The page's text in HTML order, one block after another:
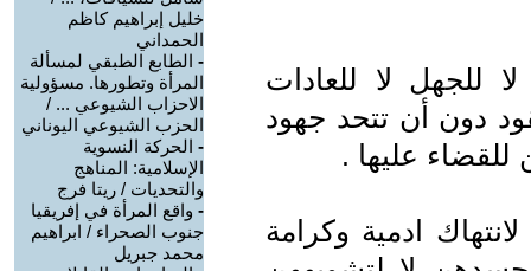
للجهل لا للعادات
دون أن تتحد جهود
للقضاء عليها .
ادمية وكرامة
خليل إبراهيم كاظم
الحمداني
- الطابع الطبقي لمسألة
المرأة وتطورها. مسؤولية
الاحزاب الشيوعي ... /
الحزب الشيوعي اليوناني
- الحركة النسوية
الإسلامية: المناهج
والتحديات / ريتا فرج
- واقع المرأة في إفريقيا
جنوب الصحراء / ابراهيم
محمد جبريل